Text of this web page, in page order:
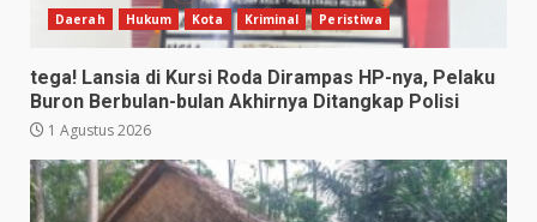
Daerah Hukum Kota Kriminal Peristiwa
tega! Lansia di Kursi Roda Dirampas HP-nya, Pelaku
Buron Berbulan-bulan Akhirnya Ditangkap Polisi
1 Agustus 2026